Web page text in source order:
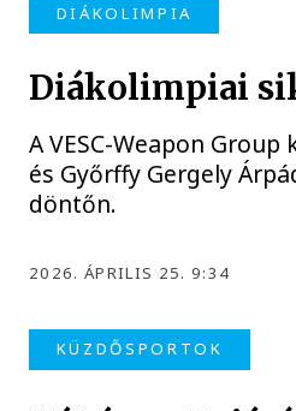
DIÁKOLIMPIA
Diákolimpiai
A VESC-Weapon
és Győrffy Gergely
döntőn.
2026. ÁPRILIS 25. 9:34
KÜZDŐSPORTOK